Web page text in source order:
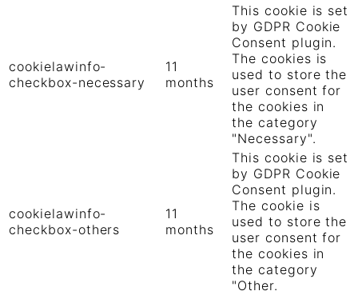
cookielawinfo-
checkbox-necessary
11
months
This cookie is set
by GDPR Cookie
Consent plugin.
The cookies is
used to store the
user consent for
the cookies in
the category
"Necessary".
cookielawinfo-
checkbox-others
11
months
This cookie is set
by GDPR Cookie
Consent plugin.
The cookie is
used to store the
user consent for
the cookies in
the category
"Other.